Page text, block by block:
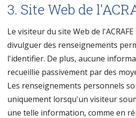
3. Site Web de
Le visiteur du site Web de
divulguer des renseignements
l'identifier. De plus, aucune
recueillie passivement par des
Les renseignements personnels
uniquement lorsqu'un visiteur
une telle information, comme en